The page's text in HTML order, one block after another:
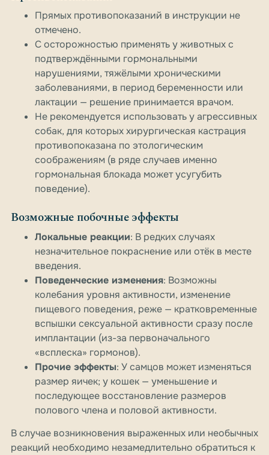
Прямых противопоказаний в инструкции не
отмечено.
С осторожностью применять у животных с
подтверждёнными гормональными
нарушениями, тяжёлыми хроническими
заболеваниями, в период беременности или
лактации — решение принимается врачом.
Не рекомендуется использовать у агрессивных
собак, для которых хирургическая кастрация
противопоказана по этологическим
соображениям (в ряде случаев именно
гормональная блокада может усугубить
поведение).
Возможные побочные эффекты
Локальные реакции: В редких случаях
незначительное покраснение или отёк в месте
введения.
Поведенческие изменения: Возможны
колебания уровня активности, изменение
пищевого поведения, реже — кратковременные
вспышки сексуальной активности сразу после
имплантации (из-за первоначального
«всплеска» гормонов).
Прочие эффекты: У самцов может изменяться
размер яичек; у кошек — уменьшение и
последующее восстановление размеров
полового члена и половой активности.
В случае возникновения выраженных или необычных
реакций необходимо незамедлительно обратиться к